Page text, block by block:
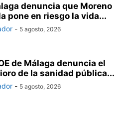
denuncia que Moreno
pone en riesgo la vida...
- 5 agosto, 2026
de Málaga denuncia el
de la sanidad pública...
- 5 agosto, 2026